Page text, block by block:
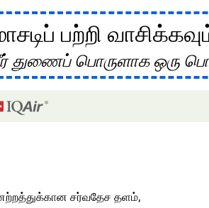
பற்றி
துணைப் பொருளாக ஒரு
சர்வதேச தளம்,